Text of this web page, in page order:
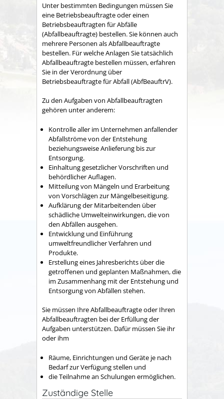
Unter bestimmten Bedingungen müssen Sie
eine Betriebsbeauftragte oder einen
Betriebsbeauftragten für Abfälle
(Abfallbeauftragte) bestellen.Sie können auch
mehrere Personen als Abfallbeauftragte
bestellen. Für welche Anlagen Sie tatsächlich
Abfallbeauftragte bestellen müssen, erfahren
Sie in der Verordnung über
Betriebsbeauftragte für Abfall (AbfBeauftrV).
Zu den Aufgaben von Abfallbeauftragten
gehören unter anderem:
Kontrolle aller im Unternehmen anfallender
Abfallströme von der Entstehung
beziehungsweise Anlieferung bis zur
Entsorgung.
Einhaltung gesetzlicher Vorschriften und
behördlicher Auflagen.
Mitteilung von Mängeln und Erarbeitung
von Vorschlägen zur Mängelbeseitigung.
Aufklärung der Mitarbeitenden über
schädliche Umwelteinwirkungen, die von
den Abfällen ausgehen.
Entwicklung und Einführung
umweltfreundlicher Verfahren und
Produkte.
Erstellung eines Jahresberichts über die
getroffenen und geplanten Maßnahmen, die
im Zusammenhang mit der Entstehung und
Entsorgung von Abfällen stehen.
Sie müssen Ihre Abfallbeauftragte oder Ihren
Abfallbeauftragten bei der Erfüllung der
Aufgaben unterstützen. Dafür müssen Sie ihr
oder ihm
Räume, Einrichtungen und Geräte je nach
Bedarf zur Verfügung stellen und
die Teilnahme an Schulungen ermöglichen.
Zuständige Stelle